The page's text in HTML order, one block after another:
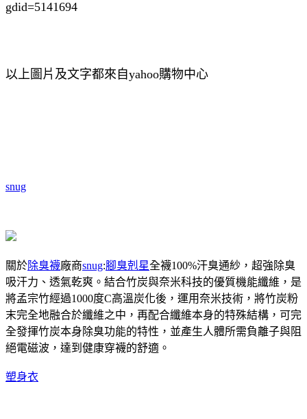
gdid=5141694
以上圖片及文字都來自yahoo購物中心
snug
關於除臭襪廠商snug:腳臭剋星全襪100%汗臭通紗，超強除臭
吸汗力、透氣乾爽。結合竹炭與奈米科技的優質機能纖維，是
將孟宗竹經過1000度C高溫炭化後，運用奈米技術，將竹炭粉
末完全地融合於纖維之中，再配合纖維本身的特殊結構，可完
全發揮竹炭本身除臭功能的特性，並產生人體所需負離子與阻
絕電磁波，達到健康穿襪的舒適。
塑身衣